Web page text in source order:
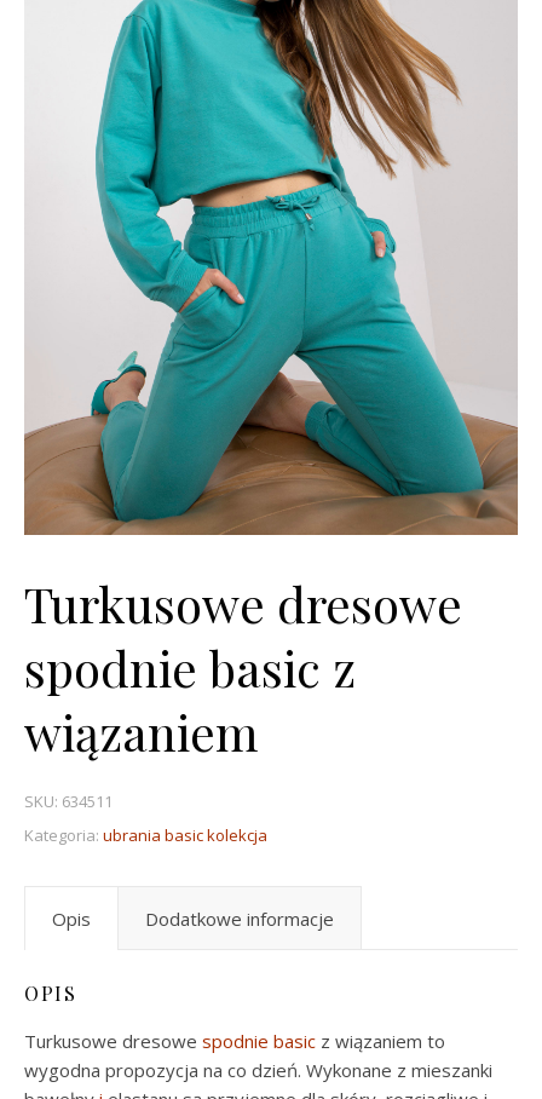
Turkusowe dresowe
spodnie basic z
wiązaniem
SKU: 634511
Kategoria: ubrania basic kolekcja
Opis Dodatkowe informacje
OPIS
Turkusowe dresowe spodnie basic z wiązaniem to
wygodna propozycja na co dzień. Wykonane z mieszanki